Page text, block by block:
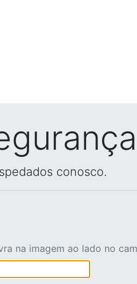
conosco.
na imagem ao lado no